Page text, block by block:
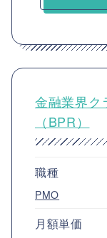
金融業界ク
（BPR）
職種
PMO
月額単価